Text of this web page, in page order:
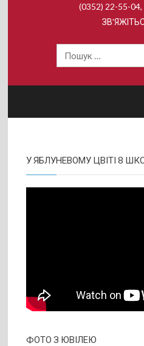
(0352) 22-55-
У ЯБЛУНЕВОМУ ЦВІТІ 8
ФОТО З ЮВІЛЕЮ